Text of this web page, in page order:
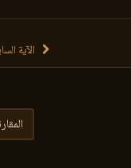
الآية